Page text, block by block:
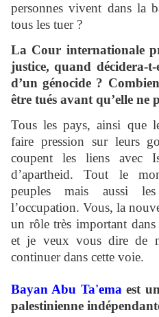
personnes vivent dans la
tous les tuer ?
La Cour internationale
justice, quand décidera-
d’un génocide ?
être tués avant qu’elle ne
Tous les pays, ainsi que
faire pression sur leurs
coupent les liens avec
d’apartheid. Tout le
peuples mais aussi
l’occupation. Vous, la
un rôle très important
et je veux vous dire de
continuer dans cette voie.
Bayan Abu Ta'ema est
palestinienne